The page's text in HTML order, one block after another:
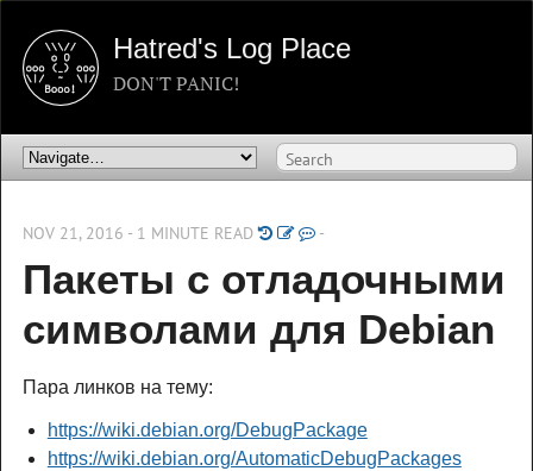
Hatred's Log Place
DON'T PANIC!
NOV 21, 2016 - 1 MINUTE READ -
Пакеты с отладочными
символами для Debian
Пара линков на тему:
https://wiki.debian.org/DebugPackage
https://wiki.debian.org/AutomaticDebugPackages